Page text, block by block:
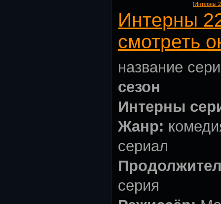
[Интерны
Интерны
смотреть
название
сезон
Интерны
Жанр:
сериал
серия